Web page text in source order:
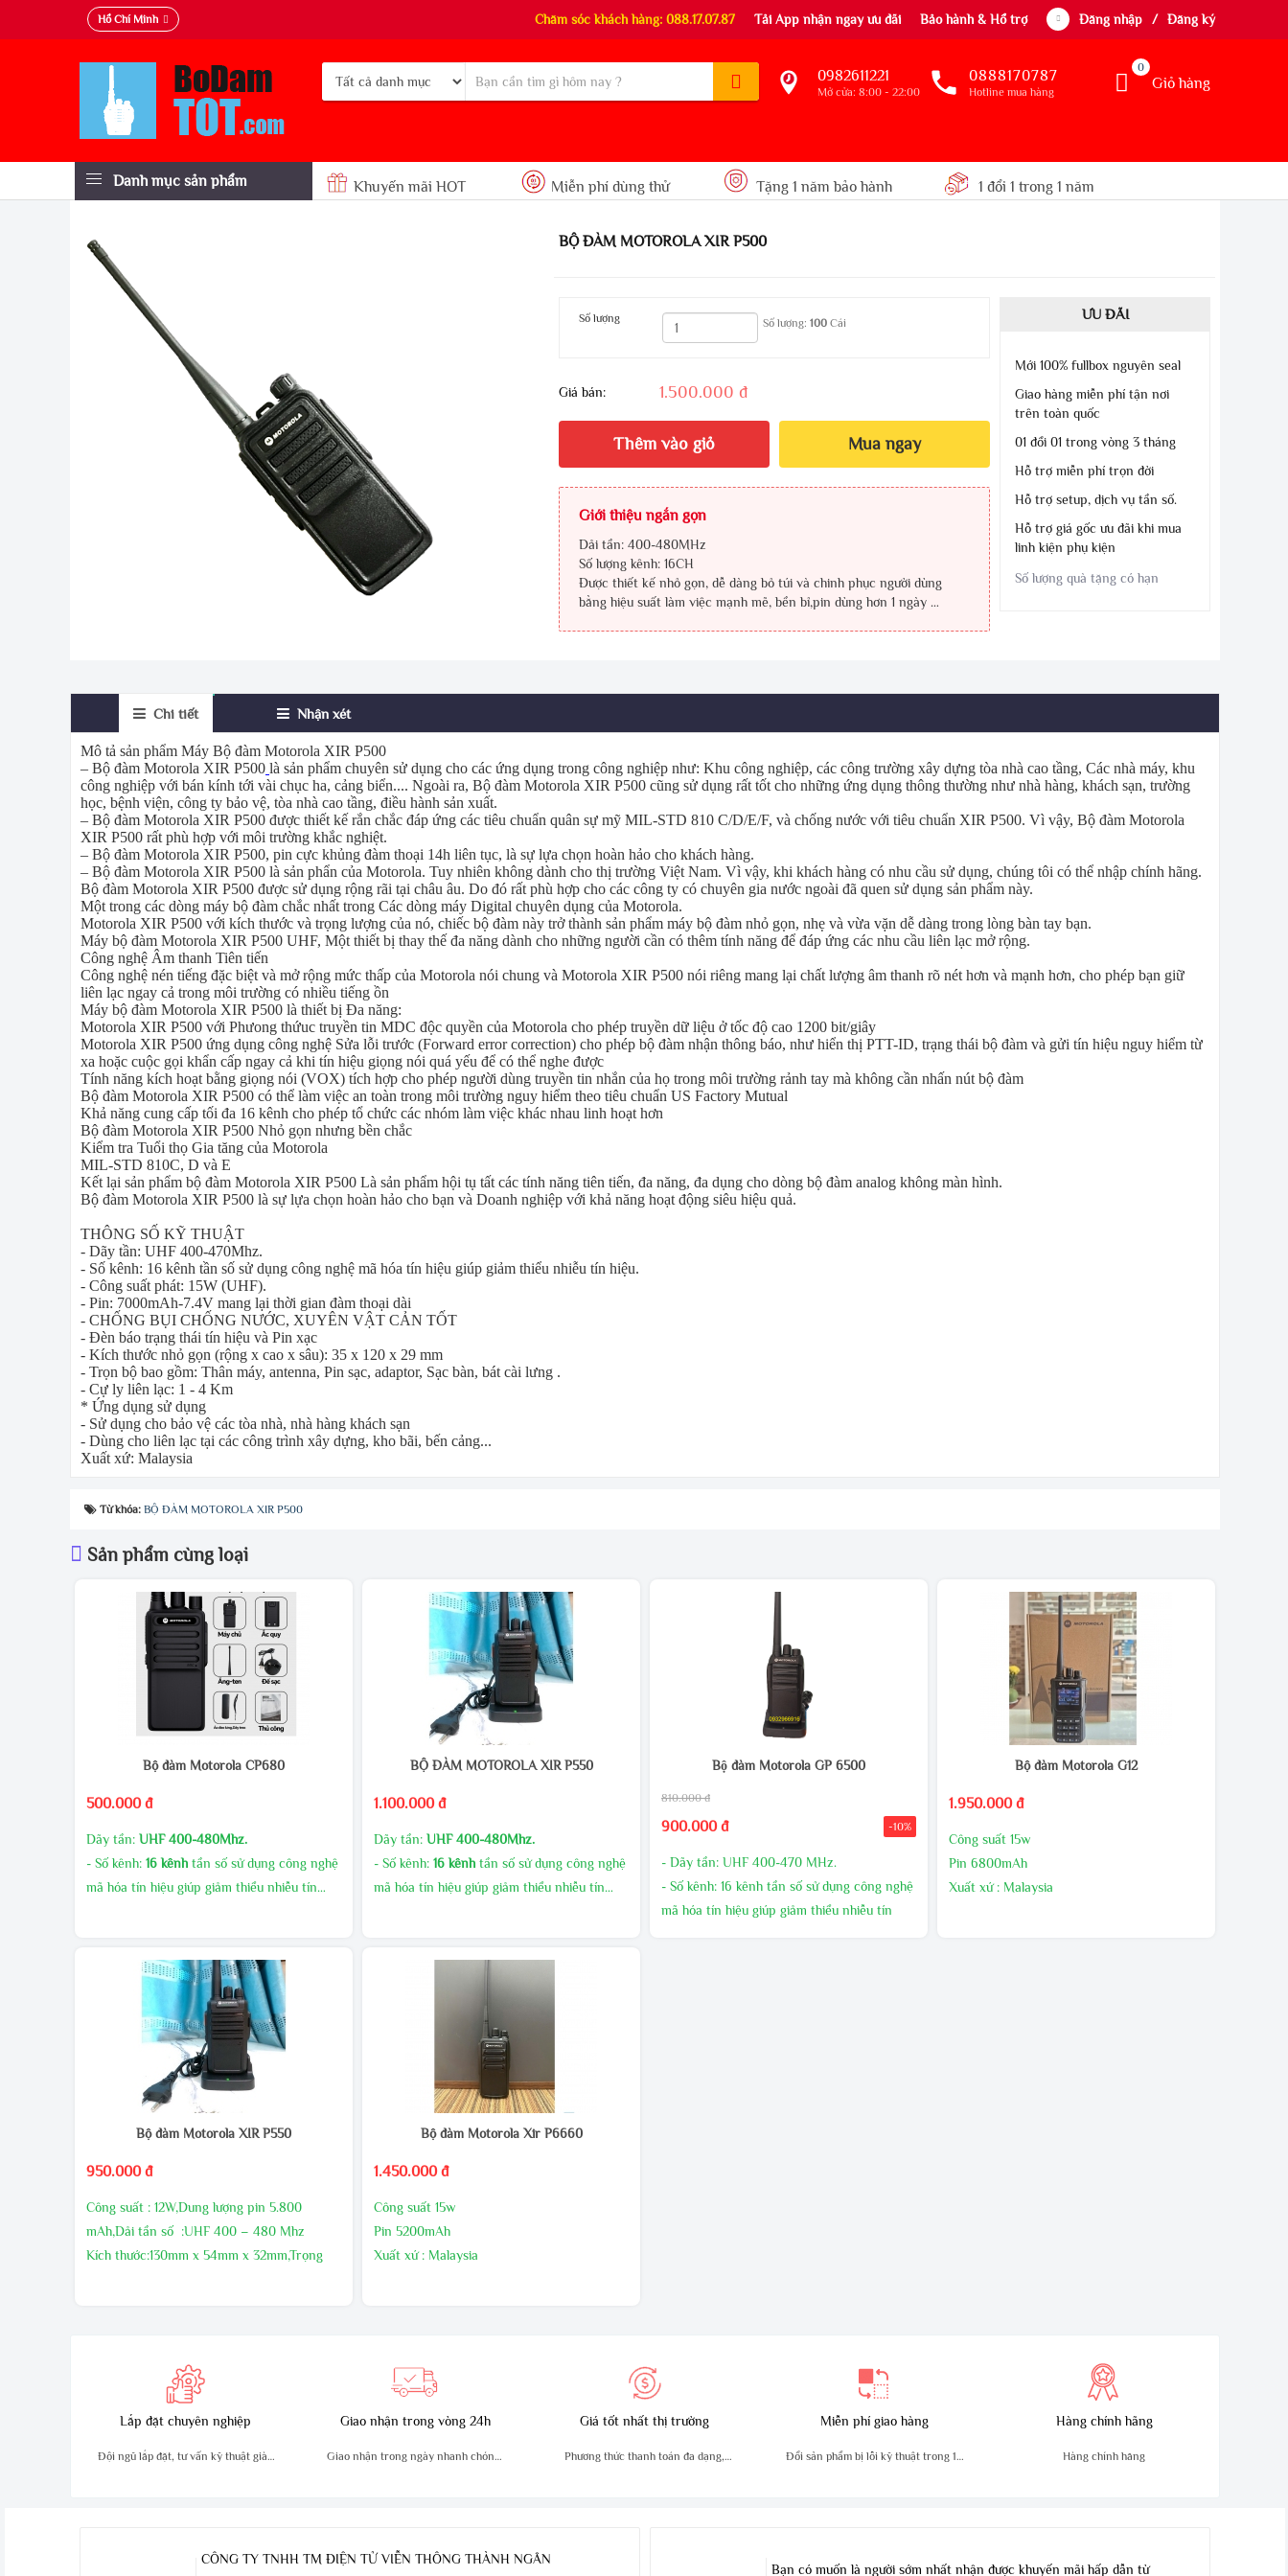
Hồ Chí Minh Chăm sóc khách hàng: 088.17.07.87 Tải App nhận ngay ưu đãi Bảo hành & Hổ trợ Đăng nhập / Đăng ký
0982611221
Mở cửa: 8:00 - 22:00
0888170787
Hotline mua hàng Giỏ hàng
0
Danh mục sản phẩm Khuyến mãi HOT Miễn phí dùng thử Tặng 1 năm bảo hành 1 đổi 1 trong 1 năm
BỘ ĐÀM MOTOROLA XIR P500
Số lượng Số lượng:100 Cái
Giá bán: 1.500.000 đ
Thêm vào giỏ Mua ngay
Giới thiệu ngắn gọn
Dải tần: 400-480MHz
Số lượng kênh: 16CH
Được thiết kế nhỏ gọn, dễ dàng bỏ túi và chinh phục người dùng
bằng hiệu suất làm việc mạnh mẽ, bền bỉ,pin dùng hơn 1 ngày …
ƯU ĐÃI
Mới 100% fullbox nguyên seal
Giao hàng miễn phí tận nơi
trên toàn quốc
01 đổi 01 trong vòng 3 tháng
Hỗ trợ miễn phí trọn đời
Hỗ trợ setup, dịch vụ tần số.
Hỗ trợ giá gốc ưu đãi khi mua
linh kiện phụ kiện
Số lượng quà tặng có hạn
Chi tiết Nhận xét
Mô tả sản phẩm Máy Bộ đàm Motorola XIR P500
– Bộ đàm Motorola XIR P500 là sản phẩm chuyên sử dụng cho các ứng dụng trong công nghiệp như: Khu công nghiệp, các công trường xây dựng tòa nhà cao tầng, Các nhà máy, khu
công nghiệp với bán kính tới vài chục ha, cảng biển.... Ngoài ra, Bộ đàm Motorola XIR P500 cũng sử dụng rất tốt cho những ứng dụng thông thường như nhà hàng, khách sạn, trường
học, bệnh viện, công ty bảo vệ, tòa nhà cao tầng, điều hành sản xuất.
– Bộ đàm Motorola XIR P500 được thiết kế rắn chắc đáp ứng các tiêu chuẩn quân sự mỹ MIL-STD 810 C/D/E/F, và chống nước với tiêu chuẩn XIR P500. Vì vậy, Bộ đàm Motorola
XIR P500 rất phù hợp với môi trường khắc nghiệt.
– Bộ đàm Motorola XIR P500, pin cực khủng đàm thoại 14h liên tục, là sự lựa chọn hoàn hảo cho khách hàng.
– Bộ đàm Motorola XIR P500 là sản phẩn của Motorola. Tuy nhiên không dành cho thị trường Việt Nam. Vì vậy, khi khách hàng có nhu cầu sử dụng, chúng tôi có thể nhập chính hãng.
Bộ đàm Motorola XIR P500 được sử dụng rộng rãi tại châu âu. Do đó rất phù hợp cho các công ty có chuyên gia nước ngoài đã quen sử dụng sản phẩm này.
Một trong các dòng máy bộ đàm chắc nhất trong Các dòng máy Digital chuyên dụng của Motorola.
Motorola XIR P500 với kích thước và trọng lượng của nó, chiếc bộ đàm này trở thành sản phẩm máy bộ đàm nhỏ gọn, nhẹ và vừa vặn dễ dàng trong lòng bàn tay bạn.
Máy bộ đàm Motorola XIR P500 UHF, Một thiết bị thay thế đa năng dành cho những người cần có thêm tính năng để đáp ứng các nhu cầu liên lạc mở rộng.
Công nghệ Âm thanh Tiên tiến
Công nghệ nén tiếng đặc biệt và mở rộng mức thấp của Motorola nói chung và Motorola XIR P500 nói riêng mang lại chất lượng âm thanh rõ nét hơn và mạnh hơn, cho phép bạn giữ
liên lạc ngay cả trong môi trường có nhiều tiếng ồn
Máy bộ đàm Motorola XIR P500 là thiết bị Đa năng:
Motorola XIR P500 với Phưong thứuc truyền tin MDC độc quyền của Motorola cho phép truyền dữ liệu ở tốc độ cao 1200 bit/giây
Motorola XIR P500 ứng dụng công nghệ Sửa lỗi trước (Forward error correction) cho phép bộ đàm nhận thông báo, như hiển thị PTT-ID, trạng thái bộ đàm và gửi tín hiệu nguy hiểm từ
xa hoặc cuộc gọi khẩn cấp ngay cả khi tín hiệu giọng nói quá yếu để có thể nghe được
Tính năng kích hoạt bằng giọng nói (VOX) tích hợp cho phép người dùng truyền tin nhắn của họ trong môi trường rảnh tay mà không cần nhấn nút bộ đàm
Bộ đàm Motorola XIR P500 có thể làm việc an toàn trong môi trường nguy hiểm theo tiêu chuẩn US Factory Mutual
Khả năng cung cấp tối đa 16 kênh cho phép tổ chức các nhóm làm việc khác nhau linh hoạt hơn
Bộ đàm Motorola XIR P500 Nhỏ gọn nhưng bền chắc
Kiểm tra Tuổi thọ Gia tăng của Motorola
MIL-STD 810C, D và E
Kết lại sản phẩm bộ đàm Motorola XIR P500 Là sản phẩm hội tụ tất các tính năng tiên tiến, đa năng, đa dụng cho dòng bộ đàm analog không màn hình.
Bộ đàm Motorola XIR P500 là sự lựa chọn hoàn hảo cho bạn và Doanh nghiệp với khả năng hoạt động siêu hiệu quả.
THÔNG SỐ KỸ THUẬT
- Dãy tần: UHF 400-470Mhz.
- Số kênh: 16 kênh tần số sử dụng công nghệ mã hóa tín hiệu giúp giảm thiểu nhiễu tín hiệu.
- Công suất phát: 15W (UHF).
- Pin: 7000mAh-7.4V mang lại thời gian đàm thoại dài
- CHỐNG BỤI CHỐNG NƯỚC, XUYÊN VẬT CẢN TỐT
- Đèn báo trạng thái tín hiệu và Pin xạc
- Kích thước nhỏ gọn (rộng x cao x sâu): 35 x 120 x 29 mm
- Trọn bộ bao gồm: Thân máy, antenna, Pin sạc, adaptor, Sạc bàn, bát cài lưng .
- Cự ly liên lạc: 1 - 4 Km
* Ứng dụng sử dụng
- Sử dụng cho bảo vệ các tòa nhà, nhà hàng khách sạn
- Dùng cho liên lạc tại các công trình xây dựng, kho bãi, bến cảng...
Xuất xứ: Malaysia
Từ khóa: BỘ ĐÀM MOTOROLA XIR P500
Sản phẩm cùng loại
Bộ đàm Motorola CP680
500.000 đ
Dãy tần: UHF 400-480Mhz.
- Số kênh: 16 kênh tần số sử dụng công nghệ
mã hóa tín hiệu giúp giảm thiểu nhiễu tín
MUA SỐ LƯỢNG CHIẾT KHẤU CAO
GIAO HÀNG MIỄN PHÍ
KHUYẾN MÃI THƯỜNG XUYÊN
LIÊN HÊ TRỰC TIẾP ĐỂ CÓ GIÁ ƯU ĐÃI
BỘ ĐÀM MOTOROLA XIR P550
1.100.000 đ
Dãy tần: UHF 400-480Mhz.
- Số kênh: 16 kênh tần số sử dụng công nghệ
mã hóa tín hiệu giúp giảm thiểu nhiễu tín
MUA SỐ LƯỢNG CHIẾT KHẤU CAO
LIÊN HÊ TRỰC TIẾP ĐỂ CÓ GIÁ ƯU ĐÃI
Bộ đàm Motorola GP 6500
810.000 đ
900.000 đ -10%
- Dãy tần: UHF 400-470 MHz.
- Số kênh: 16 kênh tần số sử dụng công nghệ
mã hóa tín hiệu giúp giảm thiểu nhiễu tín
Bộ đàm Motorola G12
1.950.000 đ
Công suất 15w
Pin 6800mAh
Xuất xứ : Malaysia
Bộ đàm Motorola XIR P550
950.000 đ
Công suất : 12W,Dung lượng pin 5.800
mAh,Dải tần số :UHF 400 – 480 Mhz
Kích thước:130mm x 54mm x 32mm,Trọng
Bộ đàm Motorola Xir P6660
1.450.000 đ
Công suất 15w
Pin 5200mAh
Xuất xứ : Malaysia
Lắp đặt chuyên nghiệp
Đội ngũ lắp đặt, tư vấn kỹ thuật giàu
Giao nhận trong vòng 24h
Giao nhận trong ngày nhanh chóng,
Giá tốt nhất thị trường
Phương thức thanh toán đa dạng,
Miễn phí giao hàng
Đổi sản phẩm bị lỗi kỹ thuật trong 10
Hàng chính hãng
Hàng chính hãng
CÔNG TY TNHH TM ĐIỆN TỬ VIỄN THÔNG THÀNH NGÂN
Bạn có muốn là người sớm nhất nhận được khuyến mãi hấp dẫn từ